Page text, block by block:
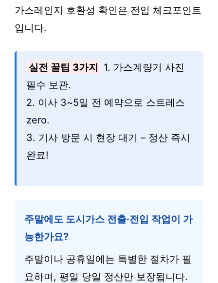
가스레인지 호환성 확인은 전입 체크포인트
입니다.
실전 꿀팁 3가지 1. 가스계량기 사진
필수 보관.
2. 이사 3~5일 전 예약으로 스트레스
zero.
3. 기사 방문 시 현장 대기 – 정산 즉시
완료!
주말에도 도시가스 전출·전입 작업이 가
능한가요?
주말이나 공휴일에는 특별한 절차가 필
요하며, 평일 당일 정산만 보장됩니다.